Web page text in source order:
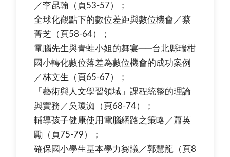
／李昆翰（頁53-57）；
全球化觀點下的數位差距與數位機會／蔡
菁芝（頁58-64）；
電腦先生與青蛙小姐的舞宴──台北縣瑞柑
國小轉化數位落差為數位機會的成功案例
／林文生（頁65-67）；
「藝術與人文學習領域」課程統整的理論
與實務／吳瓊洳（頁68-74）；
輔導孩子健康使用電腦網路之策略／蕭英
勵（頁75-79）；
確保國小學生基本學力芻議／郭慧龍（頁8